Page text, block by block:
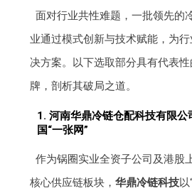
面对行业共性难题，一批领先的
业通过模式创新与技术赋能，为
决方案。以下选取部分具有代表
牌，剖析其破局之道。
1. 河南华鼎冷链仓配科技有限
国“一张网”
作为锅圈实业全资子公司及港股
核心供应链板块，华鼎冷链科技以